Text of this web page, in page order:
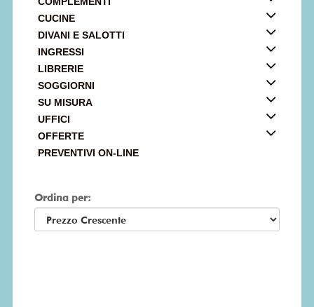
CUCINE
DIVANI E SALOTTI
INGRESSI
LIBRERIE
SOGGIORNI
SU MISURA
UFFICI
OFFERTE
PREVENTIVI ON-LINE
Ordina per: